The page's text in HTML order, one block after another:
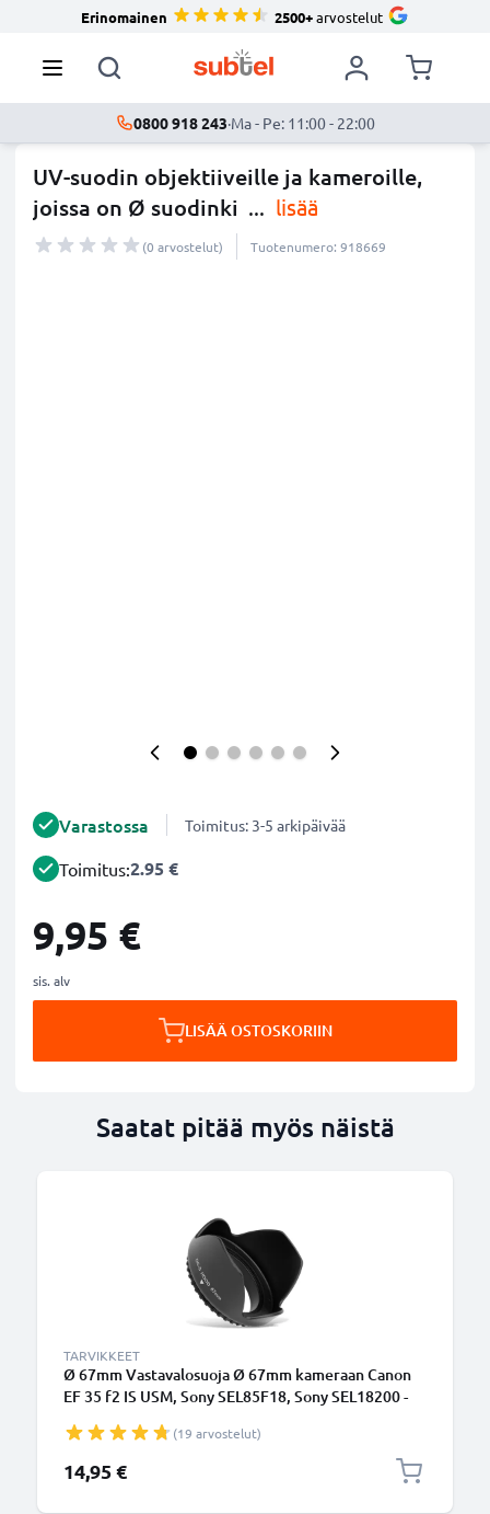
Erinomainen 2500+arvostelut
0800 918 243·Ma - Pe: 11:00 - 22:00
UV-suodin objektiiveille ja kameroille,
joissa on Ø suodinki ... lisää
(0 arvostelut) Tuotenumero: 918669
Varastossa Toimitus: 3-5 arkipäivää
Toimitus:2.95 €
9,95 €
sis. alv
LISÄÄ OSTOSKORIIN
Saatat pitää myös näistä
TARVIKKEET
Ø 67mm Vastavalosuoja Ø 67mm kameraan Canon
EF 35 f2 IS USM, Sony SEL85F18, Sony SEL18200 -
tulppaani / terälehti vastavalosuoja tuotemerkiltä
CELLONIC
(19 arvostelut)
14,95 €